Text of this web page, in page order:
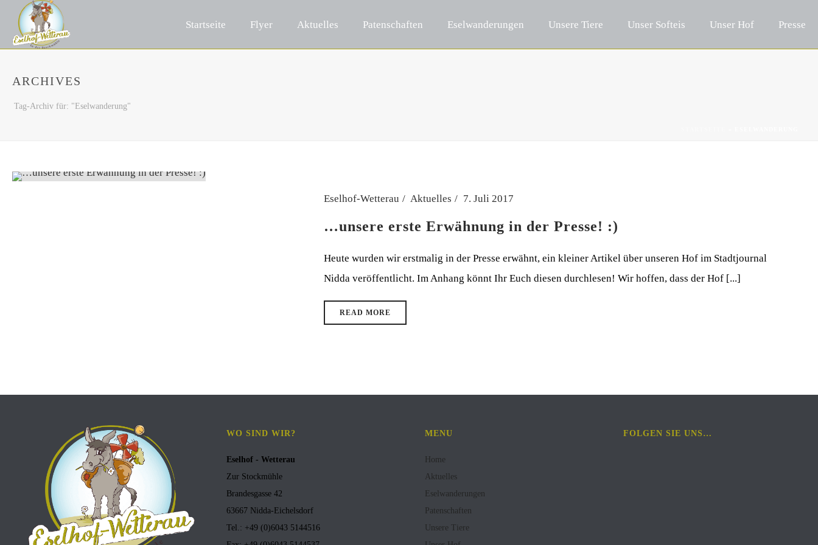
Startseite Flyer Aktuelles Patenschaften Eselwanderungen Unsere Tiere Unser Softeis Unser Hof Presse
ARCHIVES
Tag-Archiv für: "Eselwanderung"
Eselhof-Wetterau Aktuelles 7. Juli 2017
…unsere erste Erwähnung in der Presse! :)
Heute wurden wir erstmalig in der Presse erwähnt, ein kleiner Artikel über unseren Hof im Stadtjournal
Nidda veröffentlicht. Im Anhang könnt Ihr Euch diesen durchlesen! Wir hoffen, dass der Hof [...]
READ MORE
WO SIND WIR?
Eselhof - Wetterau
Zur Stockmühle
Brandesgasse 42
63667 Nidda-Eichelsdorf
Tel.: +49 (0)6043 5144516
MENU
Home
Aktuelles
Eselwanderungen
Patenschaften
Unsere Tiere
FOLGEN SIE UNS…